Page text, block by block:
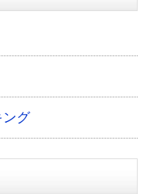
ング